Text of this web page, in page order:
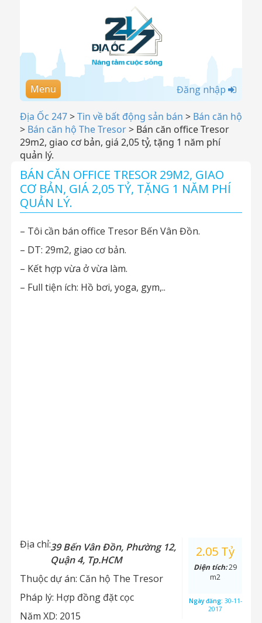
Menu Đăng nhập
Địa Ốc 247>Tin về bất động sản bán > Bán căn hộ
> Bán căn hộ The Tresor> Bán căn office Tresor
29m2, giao cơ bản, giá 2,05 tỷ, tặng 1 năm phí
quản lý.
BÁN CĂN OFFICE TRESOR 29M2, GIAO
CƠ BẢN, GIÁ 2,05 TỶ, TẶNG 1 NĂM PHÍ
QUẢN LÝ.
– Tôi cần bán office Tresor Bến Vân Đồn.
– DT: 29m2, giao cơ bản.
– Kết hợp vừa ở vừa làm.
– Full tiện ích: Hồ bơi, yoga, gym,..
Địa chỉ:39 Bến Vân Đồn, Phường 12,
Quận 4, Tp.HCM
Thuộc dự án: Căn hộ The Tresor
Pháp lý: Hợp đồng đặt cọc
Năm XD: 2015
2.05 Tỷ
Diện tích:29
m2
Ngày đăng: 30-11-
2017